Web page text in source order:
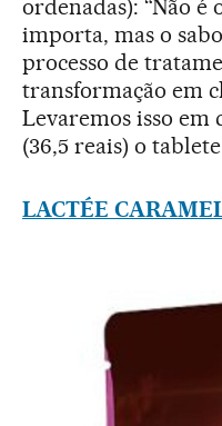
ordenadas): “Não é
importa, mas o
processo de
transformação em
Levaremos isso em
(36,5 reais) o
LACTÉE